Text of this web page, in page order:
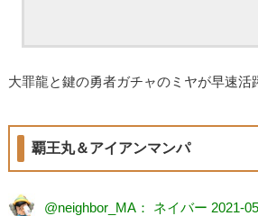
大罪龍と鍵の勇者ガチャのミヤが早速活
覇王丸＆アイアンマンパ
@neighbor_MA： ネイバー 2021-